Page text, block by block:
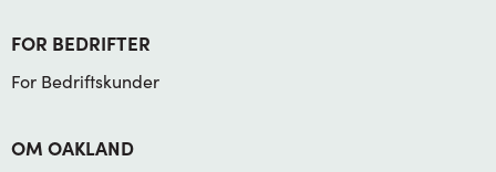
FOR BEDRIFTER
For Bedriftskunder
OM OAKLAND